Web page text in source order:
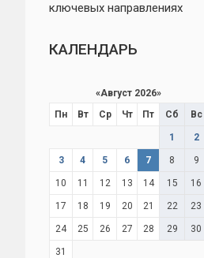
ключевых направлениях
КАЛЕНДАРЬ
«Август 2026»
Пн
Вт Ср Чт Пт Сб Вс
1 2
3 4 5 6 7 8 9
10 11 12 13 14 15 16
17 18 19 20 21 22 23
24 25 26 27 28 29 30
31